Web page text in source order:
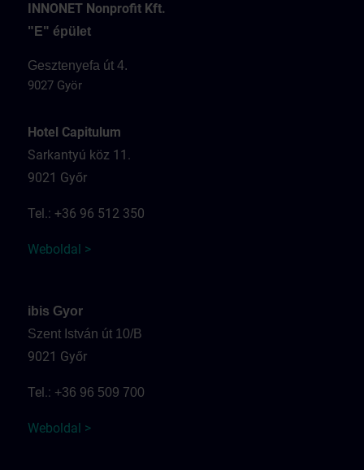
INNONET Nonprofit Kft.
"E" épület
Gesztenyefa út 4.
9027 Györ
Hotel Capitulum
Sarkantyú köz 11.
9021 Győr
Tel.: +36 96 512 350
Weboldal >
ibis Gyor
Szent István út 10/B
9021 Győr
Tel.: +36 96 509 700
Weboldal >